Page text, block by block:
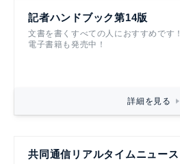
記者ハンドブック第14版
文書を書くすべての人におすすめです！
電子書籍も発売中！
詳細を見る
共同通信リアルタイムニュース